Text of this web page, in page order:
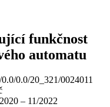
funkčnost
automatu
0.0/20_321/0024011
– 11/2022